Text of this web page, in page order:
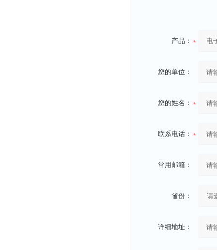
产品：
您的单位：
您的姓名：
联系电话：
常用邮箱：
省份：
详细地址：